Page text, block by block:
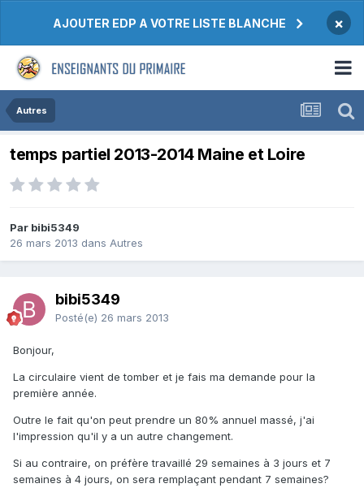
AJOUTER EDP A VOTRE LISTE BLANCHE ×
Autres
temps partiel 2013-2014 Maine et Loire
Par bibi5349
26 mars 2013 dans Autres
bibi5349
Posté(e) 26 mars 2013
Bonjour,
La circulaire vient de tomber et je fais ma demande pour la
première année.
Outre le fait qu'on peut prendre un 80% annuel massé, j'ai
l'impression qu'il y a un autre changement.
Si au contraire, on préfère travaillé 29 semaines à 3 jours et 7
semaines à 4 jours, on sera remplaçant pendant 7 semaines?